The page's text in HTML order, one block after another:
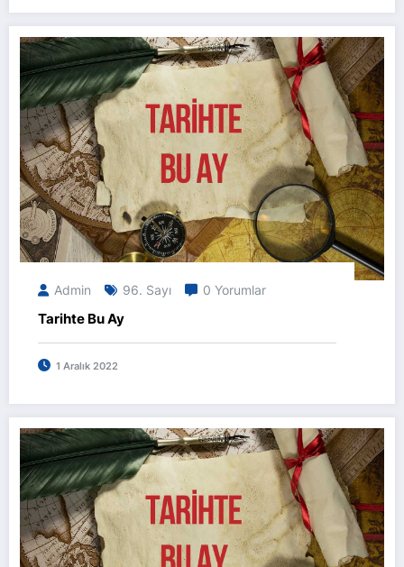
Admin 96. Sayı 0 Yorumlar
Tarihte Bu Ay
1 Aralık 2022